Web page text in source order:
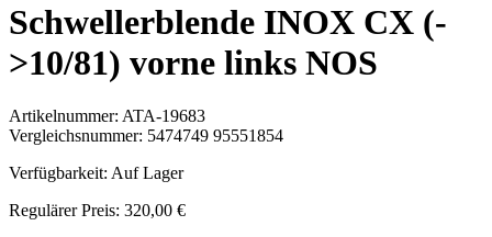
Schwellerblende INOX CX (-
>10/81) vorne links NOS
Artikelnummer: ATA-19683
Vergleichsnummer: 5474749 95551854
Verfügbarkeit: Auf Lager
Regulärer Preis: 320,00 €